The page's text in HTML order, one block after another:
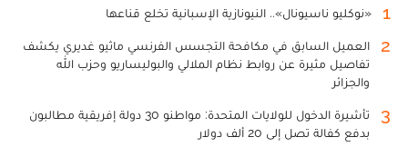
1 «نوكليو ناسيونال».. النيونازية الإسبانية تخلع قناعها
2
العميل السابق في مكافحة التجسس الفرنسي ماثيو غديري يكشف
تفاصيل مثيرة عن روابط نظام الملالي والبوليساريو وحزب الله
والجزائر
3
تأشيرة الدخول للولايات المتحدة: مواطنو 30 دولة إفريقية مطالبون
بدفع كفالة تصل إلى 20 ألف دولار